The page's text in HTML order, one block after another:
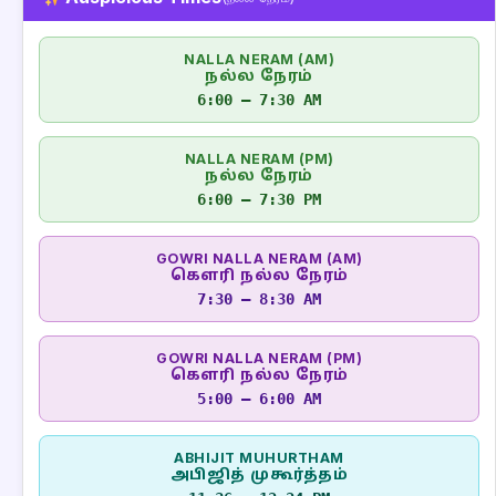
NALLA NERAM (AM)
நல்ல நேரம்
6:00 – 7:30 AM
NALLA NERAM (PM)
நல்ல நேரம்
6:00 – 7:30 PM
GOWRI NALLA NERAM (AM)
கௌரி நல்ல நேரம்
7:30 – 8:30 AM
GOWRI NALLA NERAM (PM)
கௌரி நல்ல நேரம்
5:00 – 6:00 AM
ABHIJIT MUHURTHAM
அபிஜித் முகூர்த்தம்